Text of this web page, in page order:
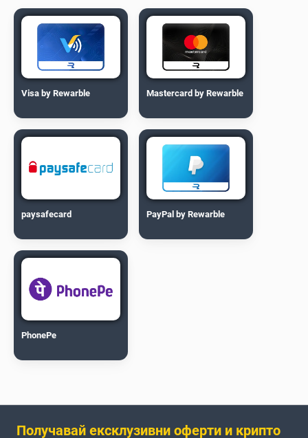
Visa by Rewarble Mastercard by Rewarble
paysafecard PayPal by Rewarble
PhonePe
Получавай ексклузивни оферти и крипто